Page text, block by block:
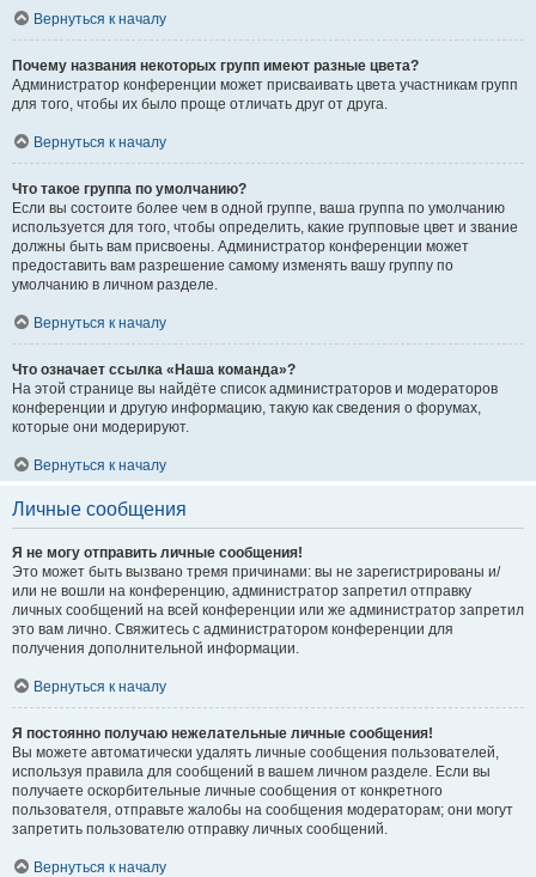
Вернуться к началу
Почему названия некоторых групп имеют разные цвета?
Администратор конференции может присваивать цвета участникам групп
для того, чтобы их было проще отличать друг от друга.
Вернуться к началу
Что такое группа по умолчанию?
Если вы состоите более чем в одной группе, ваша группа по умолчанию
используется для того, чтобы определить, какие групповые цвет и звание
должны быть вам присвоены. Администратор конференции может
предоставить вам разрешение самому изменять вашу группу по
умолчанию в личном разделе.
Вернуться к началу
Что означает ссылка «Наша команда»?
На этой странице вы найдёте список администраторов и модераторов
конференции и другую информацию, такую как сведения о форумах,
которые они модерируют.
Вернуться к началу
Личные сообщения
Я не могу отправить личные сообщения!
Это может быть вызвано тремя причинами: вы не зарегистрированы и/
или не вошли на конференцию, администратор запретил отправку
личных сообщений на всей конференции или же администратор запретил
это вам лично. Свяжитесь с администратором конференции для
получения дополнительной информации.
Вернуться к началу
Я постоянно получаю нежелательные личные сообщения!
Вы можете автоматически удалять личные сообщения пользователей,
используя правила для сообщений в вашем личном разделе. Если вы
получаете оскорбительные личные сообщения от конкретного
пользователя, отправьте жалобы на сообщения модераторам; они могут
запретить пользователю отправку личных сообщений.
Вернуться к началу